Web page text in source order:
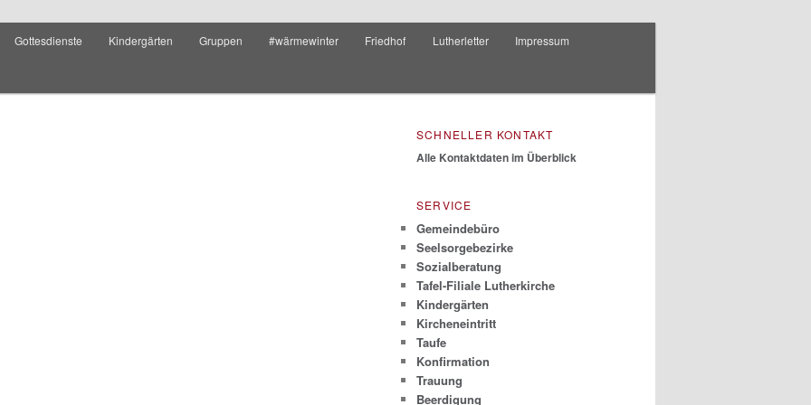
Gottesdienste Kindergärten Gruppen #wärmewinter Friedhof Lutherletter Impressum
SCHNELLER KONTAKT
Alle Kontaktdaten im Überblick
SERVICE
Gemeindebüro
Seelsorgebezirke
Sozialberatung
Tafel-Filiale Lutherkirche
Kindergärten
Kircheneintritt
Taufe
Konfirmation
Trauung
Beerdigung